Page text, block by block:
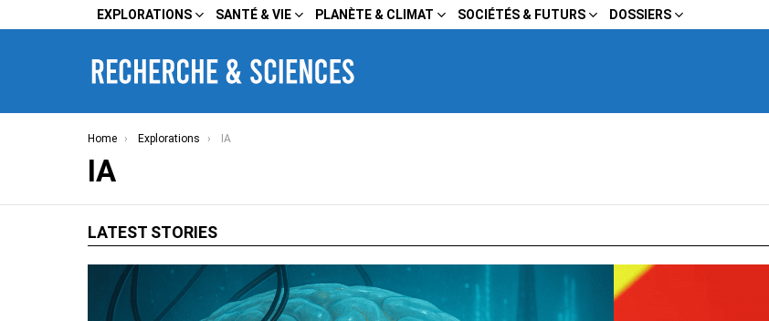
EXPLORATIONS SANTÉ & VIE PLANÈTE & CLIMAT SOCIÉTÉS & FUTURS DOSSIERS
You are here:
Home Explorations IA
IA
LATEST STORIES